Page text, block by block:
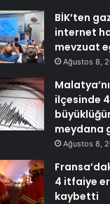
BİK’ten
internet
mevzuat
Ağustos 8,
ilçesinde 4
meydana
Ağustos 8,
4 itfaiye
kaybetti